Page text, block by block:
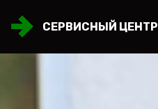
СЕРВИСНЫЙ ЦЕНТР